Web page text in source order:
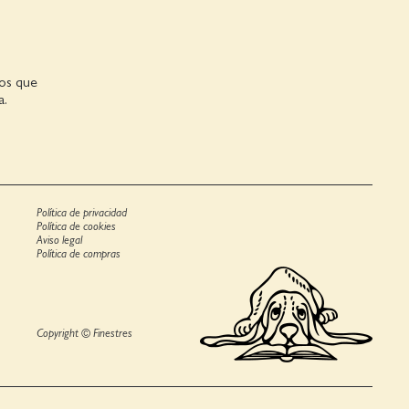
que
Política de privacidad
Política de cookies
Aviso legal
Política de compras
Copyright © Finestres